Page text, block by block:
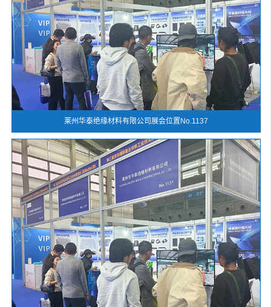
莱州华泰绝缘材料有限公司展会位置No.1137